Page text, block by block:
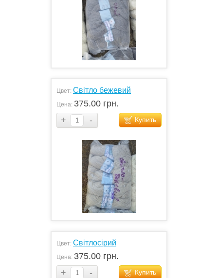
Цвет: Світло бежевий
Цена: 375.00 грн.
+
- Купить
Цвет: Світлосірий
Цена: 375.00 грн.
+
- Купить